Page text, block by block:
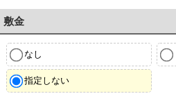
敷金
なし
指定しない